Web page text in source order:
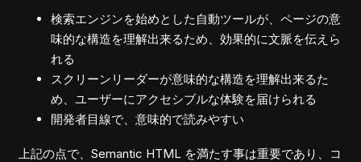
検索エンジンを始めとした自動ツールが、ページの意
味的な構造を理解出来るため、効果的に文脈を伝えら
れる
スクリーンリーダーが意味的な構造を理解出来るた
め、ユーザーにアクセシブルな体験を届けられる
開発者目線で、意味的で読みやすい
上記の点で、Semantic HTML を満たす事は重要であり、コ